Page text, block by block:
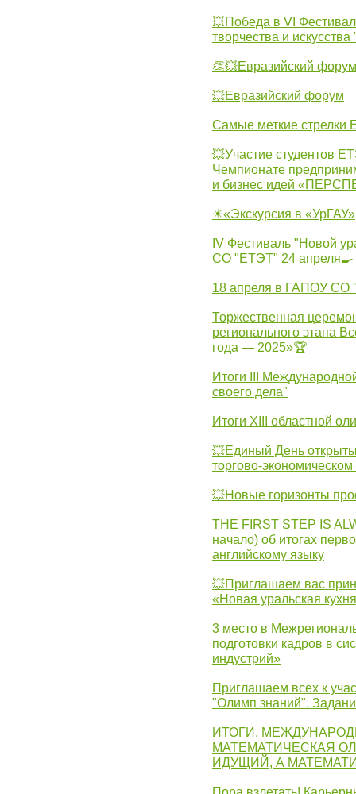
💥Победа в VI
творчества и
👏💥Евразийский форум
💥Евразийский форум
Самые меткие стрелки
💥Участие студентов
Чемпионате
и бизнес идей
☀«Экскурсия в «УрГАУ»
IV Фестиваль "Новой
СО "ЕТЭТ" 24 апреля🍳
18 апреля в ГАПОУ СО
Торжественная
регионального этапа
года — 2025»🏆
Итоги III
своего дела"
Итоги XIII областной
💥Единый День
торгово-
💥Новые горизонты
THE FIRST STEP IS
начало) об итогах
английскому языку
💥Приглашаем вас
«Новая уральская
3 место в
подготовки кадров в
индустрий»
Приглашаем всех к
"Олимп знаний".
ИТОГИ.
МАТЕМАТИЧЕСКАЯ
ИДУЩИЙ, А